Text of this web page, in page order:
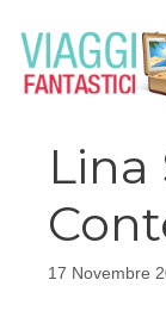
contenuto
Lina
17 Novembre